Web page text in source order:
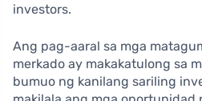
investors.
Ang pag-aaral sa mga
merkado ay makakatulong sa
bumuo ng kanilang sariling